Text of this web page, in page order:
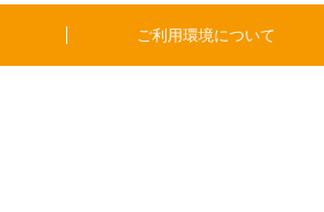
ご利用環境について